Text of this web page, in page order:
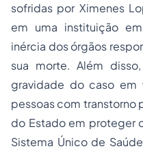
sofridas por Ximenes
em uma instituição
inércia dos órgãos
sua morte. Além
gravidade do caso em
pessoas com
do Estado em proteger
Sistema Único de